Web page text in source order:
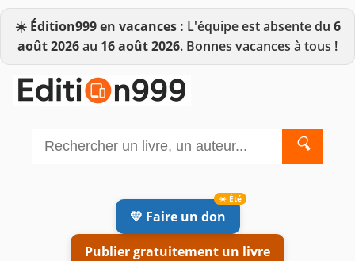
☀️ Édition999 en vacances : L'équipe est absente du 6
août 2026au 16 août 2026. Bonnes vacances à tous !
🔍
💛 Faire un don
Publier gratuitement un livre